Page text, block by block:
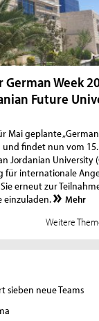
German Week
Future
Mai geplante „German
findet nun vom
Jordanian University
für internationale
erneut zur
einzuladen.
Mehr
Weitere
sieben neue Teams